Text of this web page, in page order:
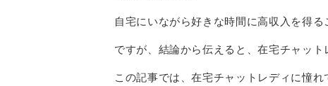
自宅にいながら好きな時間に高収入を得
ですが、結論から伝えると、在宅チャット
この記事では、在宅チャットレディに憧